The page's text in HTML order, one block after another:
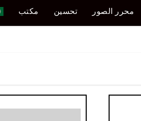
محرر الصور تحسين مكتب